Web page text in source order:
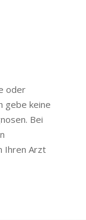
oder
gebe keine
Bei
Ihren Arzt